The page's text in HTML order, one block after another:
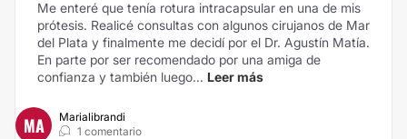
Me enteré que tenía rotura intracapsular en una de mis
prótesis. Realicé consultas con algunos cirujanos de Mar
del Plata y finalmente me decidí por el Dr. Agustín Matía.
En parte por ser recomendado por una amiga de
confianza y también luego... Leer más
MA
Marialibrandi
1 comentario